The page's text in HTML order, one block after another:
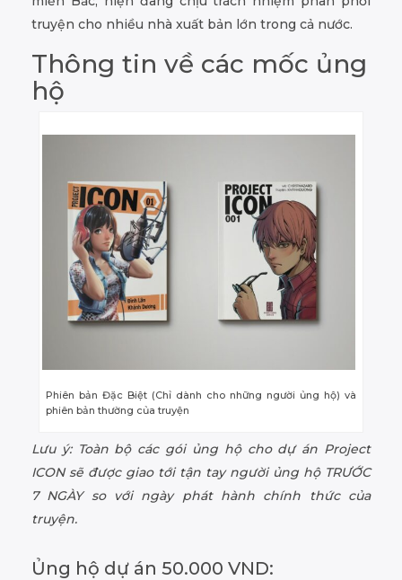
truyện cho nhiều nhà xuất bản lớn trong cả nước.
Thông tin về các mốc ủng
hộ
Phiên bản Đặc Biệt (Chỉ dành cho những người ủng hộ) và
phiên bản thường của truyện
Lưu ý: Toàn bộ các gói ủng hộ cho dự án Project
ICON sẽ được giao tới tận tay người ủng hộ TRƯỚC
7 NGÀY so với ngày phát hành chính thức của
truyện.
Ủng hộ dự án 50.000 VND: